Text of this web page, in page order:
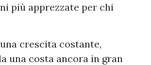
più apprezzate per chi
crescita costante,
una costa ancora in gran